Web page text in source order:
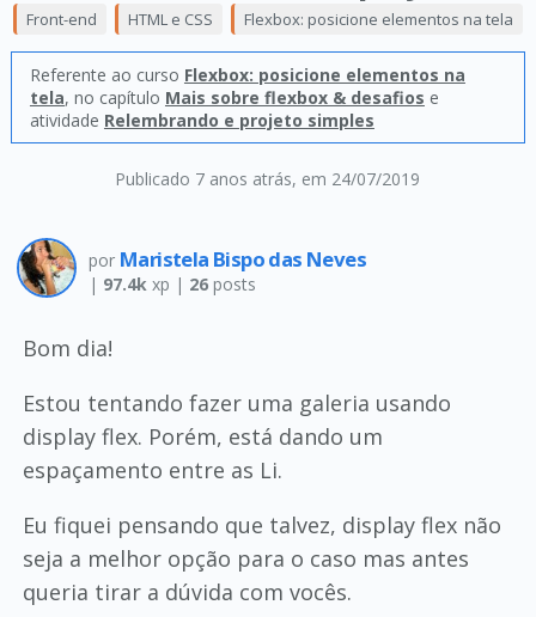
Publicado 7 anos atrás, em 24/07/2019
Front-end HTML e CSS Flexbox: posicione elementos na tela
Referente ao curso Flexbox: posicione elementos na
tela, no capítulo Mais sobre flexbox & desafios e
atividade Relembrando e projeto simples
por Maristela Bispo das Neves
| 97.4kxp | 26posts
Bom dia!
Estou tentando fazer uma galeria usando
display flex. Porém, está dando um
espaçamento entre as Li.
Eu fiquei pensando que talvez, display flex não
seja a melhor opção para o caso mas antes
queria tirar a dúvida com vocês.